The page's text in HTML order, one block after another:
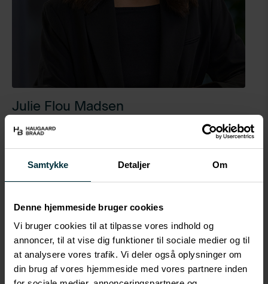
Samtykke Detaljer Om
Denne hjemmeside bruger cookies
Vi bruger cookies til at tilpasse vores indhold og
annoncer, til at vise dig funktioner til sociale medier og til
at analysere vores trafik. Vi deler også oplysninger om
din brug af vores hjemmeside med vores partnere inden
Julie Flou Madsen
Studentermedhjælper
Julie er studentermedhjælper hos HaugaardBraad og
læser finansbachelor på UCN.
Julie bidrager på mange områder til den daglige drift
og administration af vores ejendomsportefølje. Som